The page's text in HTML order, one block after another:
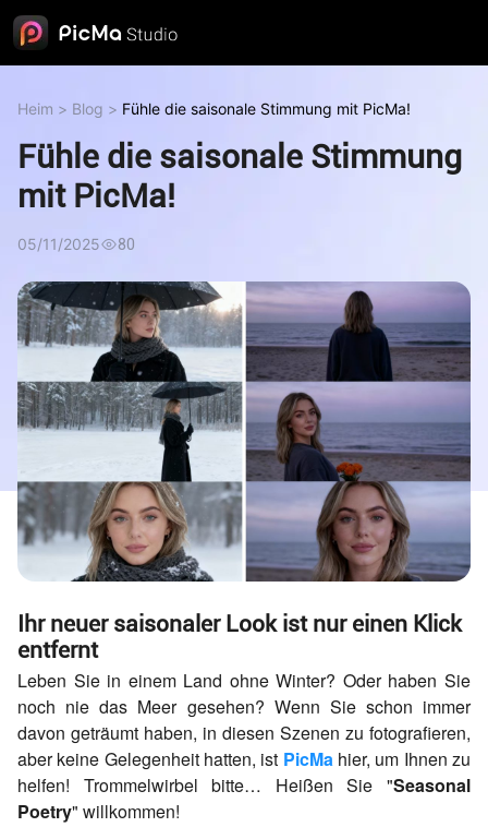
Heim > Blog > Fühle die saisonale Stimmung mit PicMa!
Fühle die saisonale Stimmung
mit PicMa!
05/11/2025 80
Ihr neuer saisonaler Look ist nur einen Klick
entfernt
Leben Sie in einem Land ohne Winter? Oder haben Sie
noch nie das Meer gesehen? Wenn Sie schon immer
davon geträumt haben, in diesen Szenen zu fotografieren,
aber keine Gelegenheit hatten, ist PicMa hier, um Ihnen zu
helfen! Trommelwirbel bitte… Heißen Sie "Seasonal
Poetry" willkommen!